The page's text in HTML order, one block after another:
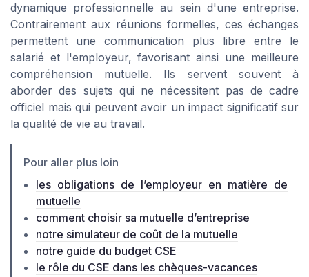
dynamique professionnelle au sein d'une entreprise.
Contrairement aux réunions formelles, ces échanges
permettent une communication plus libre entre le
salarié et l'employeur, favorisant ainsi une meilleure
compréhension mutuelle. Ils servent souvent à
aborder des sujets qui ne nécessitent pas de cadre
officiel mais qui peuvent avoir un impact significatif sur
la qualité de vie au travail.
Pour aller plus loin
les obligations de l’employeur en matière de
mutuelle
comment choisir sa mutuelle d’entreprise
notre simulateur de coût de la mutuelle
notre guide du budget CSE
le rôle du CSE dans les chèques-vacances